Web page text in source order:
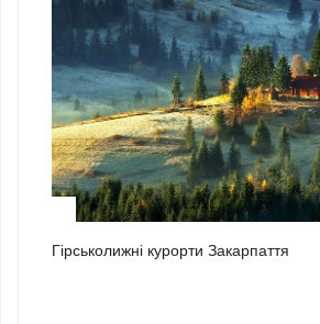
Гірськолижні курорти Закарпаття